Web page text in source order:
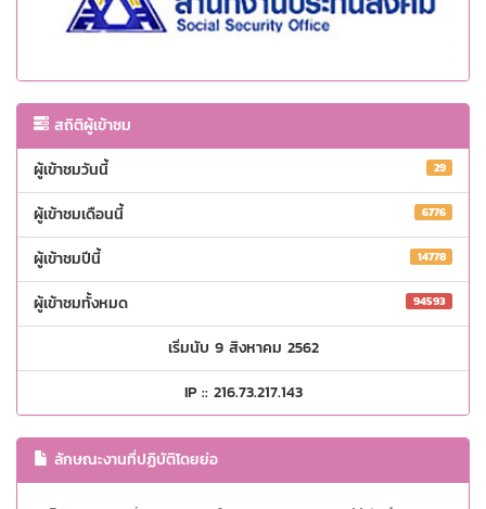
สถิติผู้เข้าชม
ผู้เข้าชมวันนี้
29
ผู้เข้าชมเดือนนี้ 6776
ผู้เข้าชมปีนี้ 14778
ผู้เข้าชมทั้งหมด 94593
เริ่มนับ 9 สิงหาคม 2562
IP :: 216.73.217.143
ลักษณะงานที่ปฏิบัติโดยย่อ